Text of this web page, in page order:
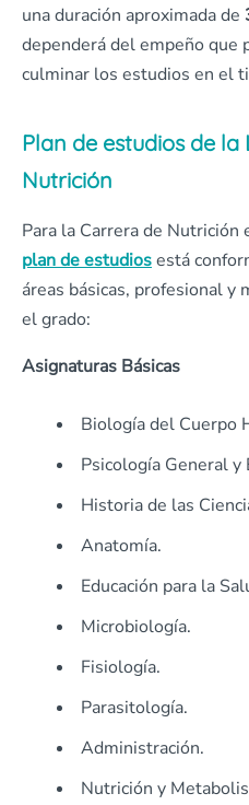
una duración aproximada de
dependerá del empeño que
culminar los estudios en el
Plan de estudios de
Nutrición
Para la Carrera de
plan de estudiosestá
áreas básicas, profesional y
el grado:
Asignaturas Básicas
Biología del Cuerpo
Psicología General y
Historia de las
Anatomía.
Educación para la
Microbiología.
Fisiología.
Parasitología.
Administración.
Nutrición y